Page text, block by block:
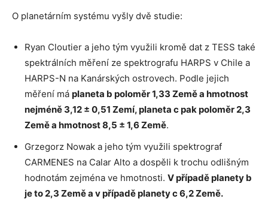
O planetárním systému vyšly dvě studie:
Ryan Cloutier a jeho tým využili kromě dat z TESS také
spektrálních měření ze spektrografu HARPS v Chile a
HARPS-N na Kanárských ostrovech. Podle jejich
měření má planeta b poloměr 1,33 Země a hmotnost
nejméně 3,12 ± 0,51 Zemí, planeta c pak poloměr 2,3
Země a hmotnost 8,5 ± 1,6 Země.
Grzegorz Nowak a jeho tým využili spektrograf
CARMENES na Calar Alto a dospěli k trochu odlišným
hodnotám zejména ve hmotnosti. V případě planety b
je to 2,3 Země a v případě planety c 6,2 Země.